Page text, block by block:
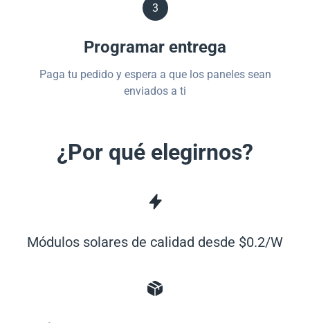
3
Programar entrega
Paga tu pedido y espera a que los paneles sean
enviados a ti
¿Por qué elegirnos?
Módulos solares de calidad desde $0.2/W